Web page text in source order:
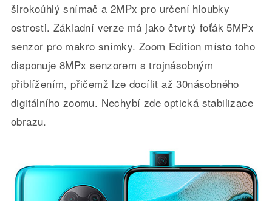
širokoúhlý snímač a 2MPx pro určení hloubky
ostrosti. Základní verze má jako čtvrtý foťák 5MPx
senzor pro makro snímky. Zoom Edition místo toho
disponuje 8MPx senzorem s trojnásobným
přiblížením, přičemž lze docílit až 30násobného
digitálního zoomu. Nechybí zde optická stabilizace
obrazu.